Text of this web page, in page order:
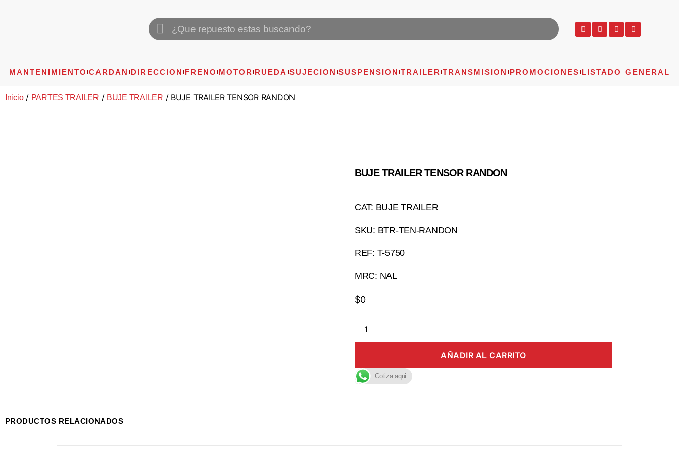
MANTENIMIENTO CARDAN DIRECCION FRENO MOTOR RUEDA SUJECION SUSPENSION TRAILER TRANSMISION PROMOCIONES LISTADO GENERAL
Inicio/ PARTES TRAILER / BUJE TRAILER / BUJE TRAILER TENSOR RANDON
BUJE TRAILER TENSOR RANDON
CAT: BUJE TRAILER
SKU: BTR-TEN-RANDON
REF: T-5750
MRC: NAL
$0
AÑADIR AL CARRITO
Cotiza aqui
PRODUCTOS RELACIONADOS